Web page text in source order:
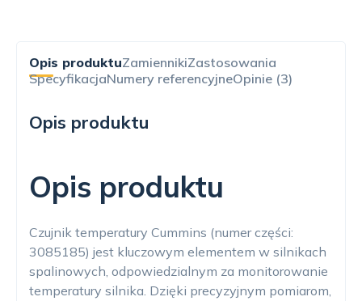
Opis produktuZamiennikiZastosowania
SpecyfikacjaNumery referencyjneOpinie (3)
Opis produktu
Opis produktu
Czujnik temperatury Cummins (numer części:
3085185) jest kluczowym elementem w silnikach
spalinowych, odpowiedzialnym za monitorowanie
temperatury silnika. Dzięki precyzyjnym pomiarom,